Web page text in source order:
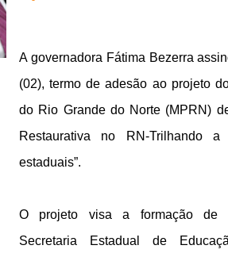
A governadora Fátima Bezerra
(02), termo de adesão ao projeto
do Rio Grande do Norte (MPRN)
Restaurativa no RN-Trilhando
estaduais”.
O projeto visa a formação de
Secretaria Estadual de